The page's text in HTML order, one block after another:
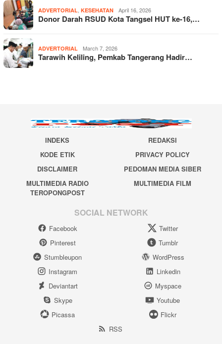
ADVERTORIAL KESEHATAN April 16, 2026
Donor Darah RSUD Kota Tangsel HUT ke-16,…
ADVERTORIAL March 7, 2026
Tarawih Keliling, Pemkab Tangerang Hadir…
INDEKS
REDAKSI
KODE ETIK
PRIVACY POLICY
DISCLAIMER
PEDOMAN MEDIA SIBER
MULTIMEDIA RADIO
TEROPONGPOST
MULTIMEDIA FILM
SOCIAL NETWORK
Facebook
Twitter
Pinterest
Tumblr
Stumbleupon
WordPress
Instagram
Linkedin
Deviantart
Myspace
Skype
Youtube
Picassa
Flickr
RSS